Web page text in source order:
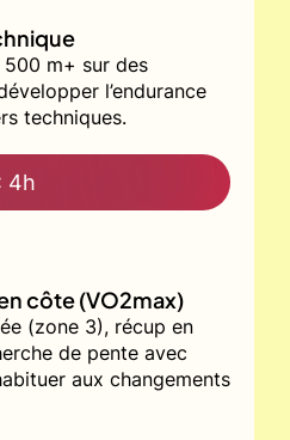
500 m+ sur des
l’endurance
techniques.
4h
côte (VO2max)
(zone 3), récup en
de pente avec
aux changements